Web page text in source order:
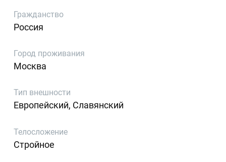
Гражданство
Россия
Город проживания
Москва
Тип внешности
Европейский, Славянский
Телосложение
Стройное